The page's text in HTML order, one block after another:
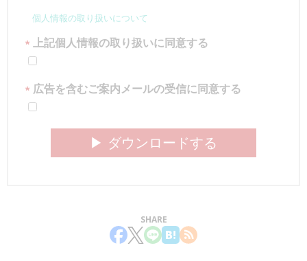
個人情報の取り扱いについて
* 上記個人情報の取り扱いに同意する
* 広告を含むご案内メールの受信に同意する
▶︎ ダウンロードする
SHARE